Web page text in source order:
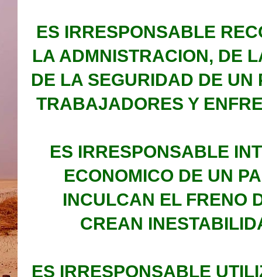
ES IRRESPONSABLE
LA ADMNISTRACION, DE
DE LA SEGURIDAD DE UN
TRABAJADORES Y
ES IRRESPONSABLE
ECONOMICO DE UN
INCULCAN EL FRENO
CREAN
ES IRRESPONSABLE